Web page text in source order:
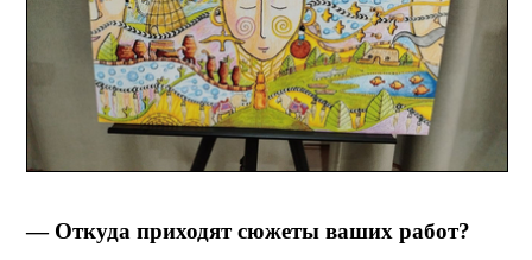
— Откуда приходят сюжеты ваших работ?